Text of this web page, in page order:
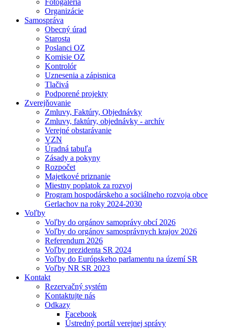
Fotogaléria
Organizácie
Samospráva
Obecný úrad
Starosta
Poslanci OZ
Komisie OZ
Kontrolór
Uznesenia a zápisnica
Tlačivá
Podporené projekty
Zverejňovanie
Zmluvy, Faktúry, Objednávky
Zmluvy, faktúry, objednávky - archív
Verejné obstarávanie
VZN
Úradná tabuľa
Zásady a pokyny
Rozpočet
Majetkové priznanie
Miestny poplatok za rozvoj
Program hospodárskeho a sociálneho rozvoja obce
Gerlachov na roky 2024-2030
Voľby
Voľby do orgánov samoprávy obcí 2026
Voľby do orgánov samosprávnych krajov 2026
Referendum 2026
Voľby prezidenta SR 2024
Voľby do Európskeho parlamentu na území SR
Voľby NR SR 2023
Kontakt
Rezervačný systém
Kontaktujte nás
Odkazy
Facebook
Ústredný portál verejnej správy